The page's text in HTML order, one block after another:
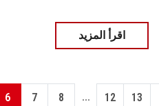
اقرأ المزيد
6 7 8 ... 12 13